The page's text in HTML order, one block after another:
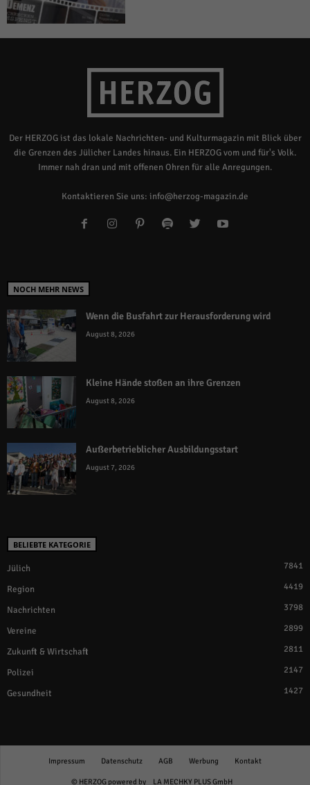
Der HERZOG ist das lokale Nachrichten- und Kulturmagazin mit Blick über
die Grenzen des Jülicher Landes hinaus. Ein HERZOG vom und für's Volk.
Immer nah dran und mit offenen Ohren für alle Anregungen.
Kontaktieren Sie uns: info@herzog-magazin.de
NOCH MEHR NEWS
Wenn die Busfahrt zur Herausforderung wird
August 8, 2026
Kleine Hände stoßen an ihre Grenzen
August 8, 2026
Außerbetrieblicher Ausbildungsstart
August 7, 2026
BELIEBTE KATEGORIE
Jülich 7841
Region 4419
Nachrichten 3798
Vereine 2899
Zukunft & Wirtschaft 2811
Polizei 2147
Gesundheit 1427
Impressum Datenschutz AGB Werbung Kontakt
© HERZOG powered by LA MECHKY PLUS GmbH